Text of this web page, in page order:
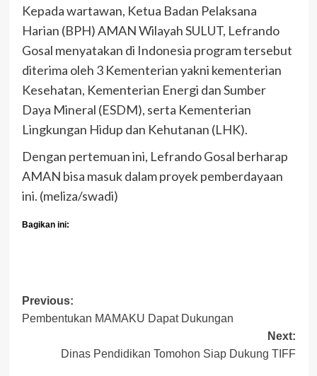
Kepada wartawan, Ketua Badan Pelaksana
Harian (BPH) AMAN Wilayah SULUT, Lefrando
Gosal menyatakan di Indonesia program tersebut
diterima oleh 3 Kementerian yakni kementerian
Kesehatan, Kementerian Energi dan Sumber
Daya Mineral (ESDM), serta Kementerian
Lingkungan Hidup dan Kehutanan (LHK).
Dengan pertemuan ini, Lefrando Gosal berharap
AMAN bisa masuk dalam proyek pemberdayaan
ini. (meliza/swadi)
Bagikan ini:
Post
navigation
Previous:
Pembentukan MAMAKU Dapat Dukungan
Next:
Dinas Pendidikan Tomohon Siap Dukung TIFF